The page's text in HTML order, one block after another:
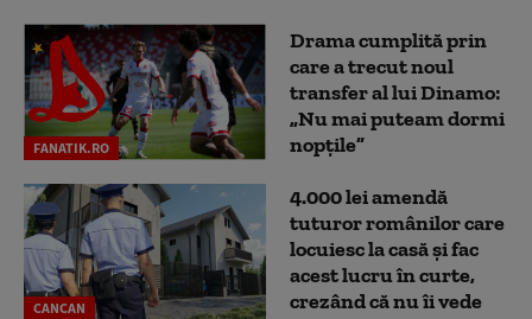
FANATIK.RO
Drama cumplită prin
care a trecut noul
transfer al lui Dinamo:
„Nu mai puteam dormi
nopțile”
CANCAN
4.000 lei amendă
tuturor românilor care
locuiesc la casă și fac
acest lucru în curte,
crezând că nu îi vede